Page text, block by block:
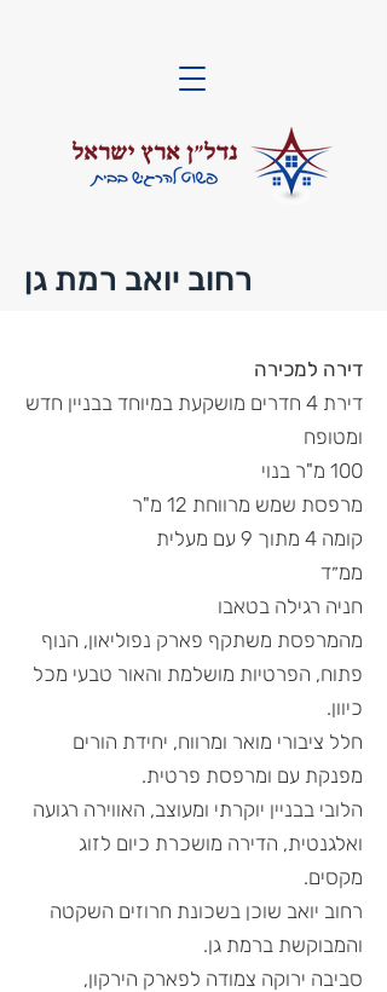
רחוב יואב רמת גן
דירה למכירה
דירת 4 חדרים מושקעת במיוחד בבניין חדש
ומטופח
100 מ"ר בנוי
מרפסת שמש מרווחת 12 מ"ר
קומה 4 מתוך 9 עם מעלית
ממ״ד
חניה רגילה בטאבו
מהמרפסת משתקף פארק נפוליאון, הנוף
פתוח, הפרטיות מושלמת והאור טבעי מכל
כיוון.
חלל ציבורי מואר ומרווח, יחידת הורים
מפנקת עם ומרפסת פרטית.
הלובי בבניין יוקרתי ומעוצב, האווירה רגועה
ואלגנטית, הדירה מושכרת כיום לזוג
מקסים.
רחוב יואב שוכן בשכונת חרוזים השקטה
והמבוקשת ברמת גן.
סביבה ירוקה צמודה לפארק הירקון,